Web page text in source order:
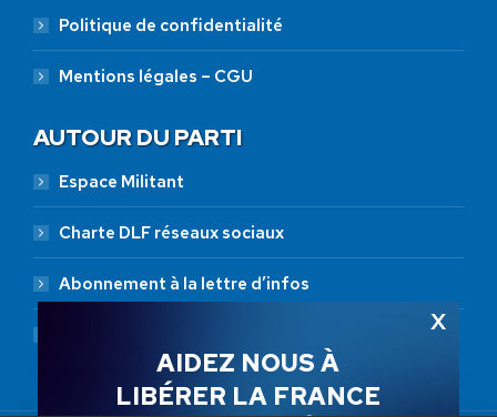
Politique de confidentialité
Mentions légales – CGU
AUTOUR DU PARTI
Espace Militant
Charte DLF réseaux sociaux
Abonnement à la lettre d’infos
AIDEZ NOUS À
LIBÉRER LA FRANCE